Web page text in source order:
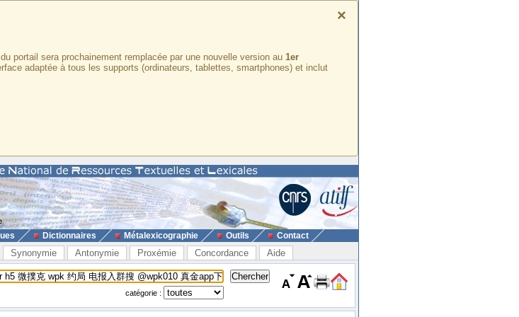
×
portail sera prochainement remplacée par une nouvelle version au 1er
adaptée à tous les supports (ordinateurs, tablettes, smartphones) et inclut
Dictionnaires Métalexicographie Outils Contact
Synonymie Antonymie Proxémie Concordance Aide
catégorie :